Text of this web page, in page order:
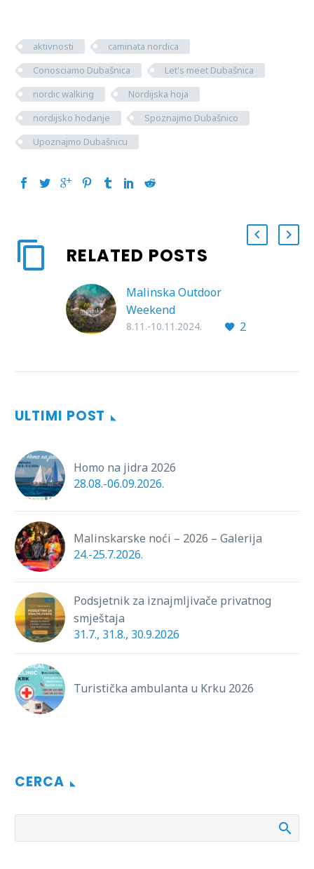
aktivnosti
caminata nordica
Conosciamo Dubašnica
Let's meet Dubašnica
nordic walking
Nordijska hoja
nordijsko hodanje
Spoznajmo Dubašnico
Upoznajmo Dubašnicu
RELATED POSTS
Malinska Outdoor
Weekend
2
8.11.-10.11.2024.
ULTIMI POST
Homo na jidra 2026
28.08.-06.09.2026.
Malinskarske noći – 2026 – Galerija
24.-25.7.2026.
Podsjetnik za iznajmljivače privatnog
smještaja
31.7., 31.8., 30.9.2026
Turistička ambulanta u Krku 2026
CERCA